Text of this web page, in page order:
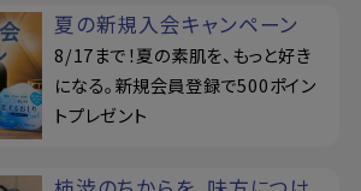
夏の新規入会キャンペーン
8/17まで！夏の素肌を、もっと好き
になる。新規会員登録で500ポイン
トプレゼント